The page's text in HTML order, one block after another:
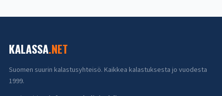
KALASSA.NET
Suomen suurin kalastusyhteisö. Kaikkea kalastuksesta jo vuodesta
1999.